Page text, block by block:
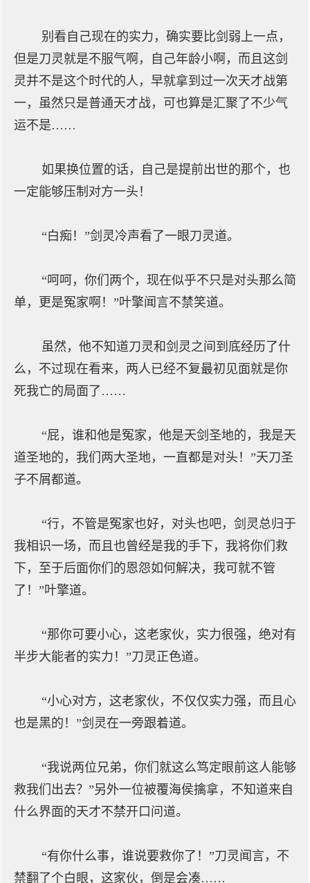
别看自己现在的实力，确实要比剑弱上一点，
但是刀灵就是不服气啊，自己年龄小啊，而且这剑
灵并不是这个时代的人，早就拿到过一次天才战第
一，虽然只是普通天才战，可也算是汇聚了不少气
运不是……
如果换位置的话，自己是提前出世的那个，也
一定能够压制对方一头！
“白痴！”剑灵冷声看了一眼刀灵道。
“呵呵，你们两个，现在似乎不只是对头那么简
单，更是冤家啊！”叶擎闻言不禁笑道。
虽然，他不知道刀灵和剑灵之间到底经历了什
么，不过现在看来，两人已经不复最初见面就是你
死我亡的局面了……
“屁，谁和他是冤家，他是天剑圣地的，我是天
道圣地的，我们两大圣地，一直都是对头！”天刀圣
子不屑都道。
“行，不管是冤家也好，对头也吧，剑灵总归于
我相识一场，而且也曾经是我的手下，我将你们救
下，至于后面你们的恩怨如何解决，我可就不管
了！”叶擎道。
“那你可要小心，这老家伙，实力很强，绝对有
半步大能者的实力！”刀灵正色道。
“小心对方，这老家伙，不仅仅实力强，而且心
也是黑的！”剑灵在一旁跟着道。
“我说两位兄弟，你们就这么笃定眼前这人能够
救我们出去？”另外一位被覆海侯擒拿，不知道来自
什么界面的天才不禁开口问道。
“有你什么事，谁说要救你了！”刀灵闻言，不
禁翻了个白眼，这家伙，倒是会凑……